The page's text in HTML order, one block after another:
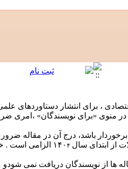
، برای انتشار دستاوردهای علمی
منوی «برای نویسندگان» ،امری
برخوردار باشد، درج آن در مقاله
۴
ها از نویسندگان دریافت نمی